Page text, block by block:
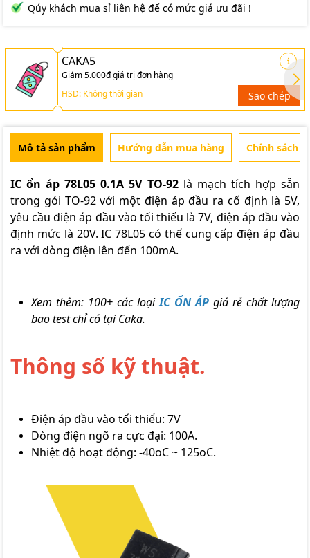
Qúy khách mua sỉ liên hệ để có mức giá ưu đãi !
CAKA5
Giảm 5.000đ giá trị đơn hàng
HSD: Không thời gian
Sao chép
Mô tả sản phẩm Hướng dẫn mua hàng Chính sách
IC ổn áp 78L05 0.1A 5V TO-92là mạch tích hợp sẵn
trong gói TO-92 với một điện áp đầu ra cố định là 5V,
yêu cầu điện áp đầu vào tối thiếu là 7V, điện áp đầu vào
định mức là 20V. IC 78L05 có thế cung cấp điện áp đầu
ra với dòng điện lên đến 100mA.
Xem thêm: 100+ các loạiIC ỔN ÁP giá rẻ chất lượng
bao test chỉ có tại Caka.
Thông số kỹ thuật.
Điện áp đầu vào tối thiểu: 7V
Dòng điện ngõ ra cực đại: 100A.
Nhiệt độ hoạt động: -40oC ~ 125oC.